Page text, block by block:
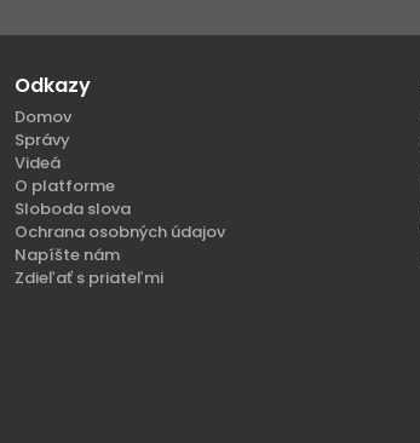
Odkazy
Domov
Správy
Videá
O platforme
Sloboda slova
Ochrana osobných údajov
Napíšte nám
Zdieľať s priateľmi